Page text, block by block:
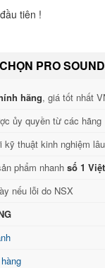
dụng amly SA4800
trên nền đen chủ
và các va chạm nhẹ,
điều khiển, hệ thống
bảotốt nhiệm vụ
suất 4Acoustic là
chọn chế độ hoạt
được bố trí một
tiên !
PRO
hãng, giá tốt nhất
ủy quyền từ các hãng
kỹ thuật kinh nghiệm
phẩm nhanh số 1
nếu lỗi do NSX